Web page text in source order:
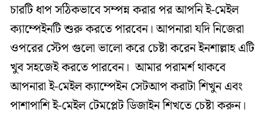
চারটি ধাপ সঠিকভাবে সম্পন্ন করার পর আপনি ই-মেইল
ক্যাম্পেইনটি শুরু করতে পারবেন। আপনারা যদি নিজেরা
ওপরের স্টেপ গুলো ভালো করে চেষ্টা করেন ইনশাল্লাহ এটি
খুব সহজেই করতে পারবেন। আমার পরামর্শ থাকবে
আপনারা ই-মেইল ক্যাম্পেইন সেটআপ করাটা শিখুন এবং
পাশাপাশি ই-মেইল টেমপ্লেট ডিজাইন শিখতে চেষ্টা করুন।